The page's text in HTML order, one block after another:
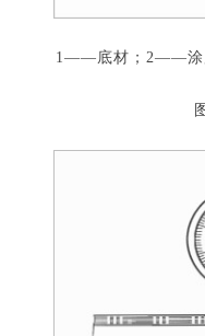
1——底材；2——涂